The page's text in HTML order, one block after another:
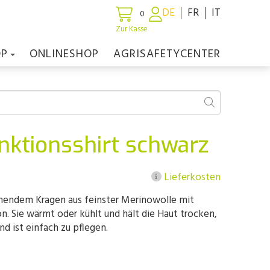
0
Zur Kasse
DE FR IT
ONLINESHOP AGRISAFETYCENTER
schwarz
Lieferkosten
Kragen aus feinster Merinowolle mit
Sie wärmt oder kühlt und hält die Haut trocken,
ist einfach zu pflegen.